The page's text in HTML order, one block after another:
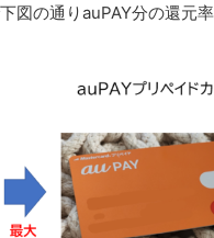
図の通りauPAY分の還元